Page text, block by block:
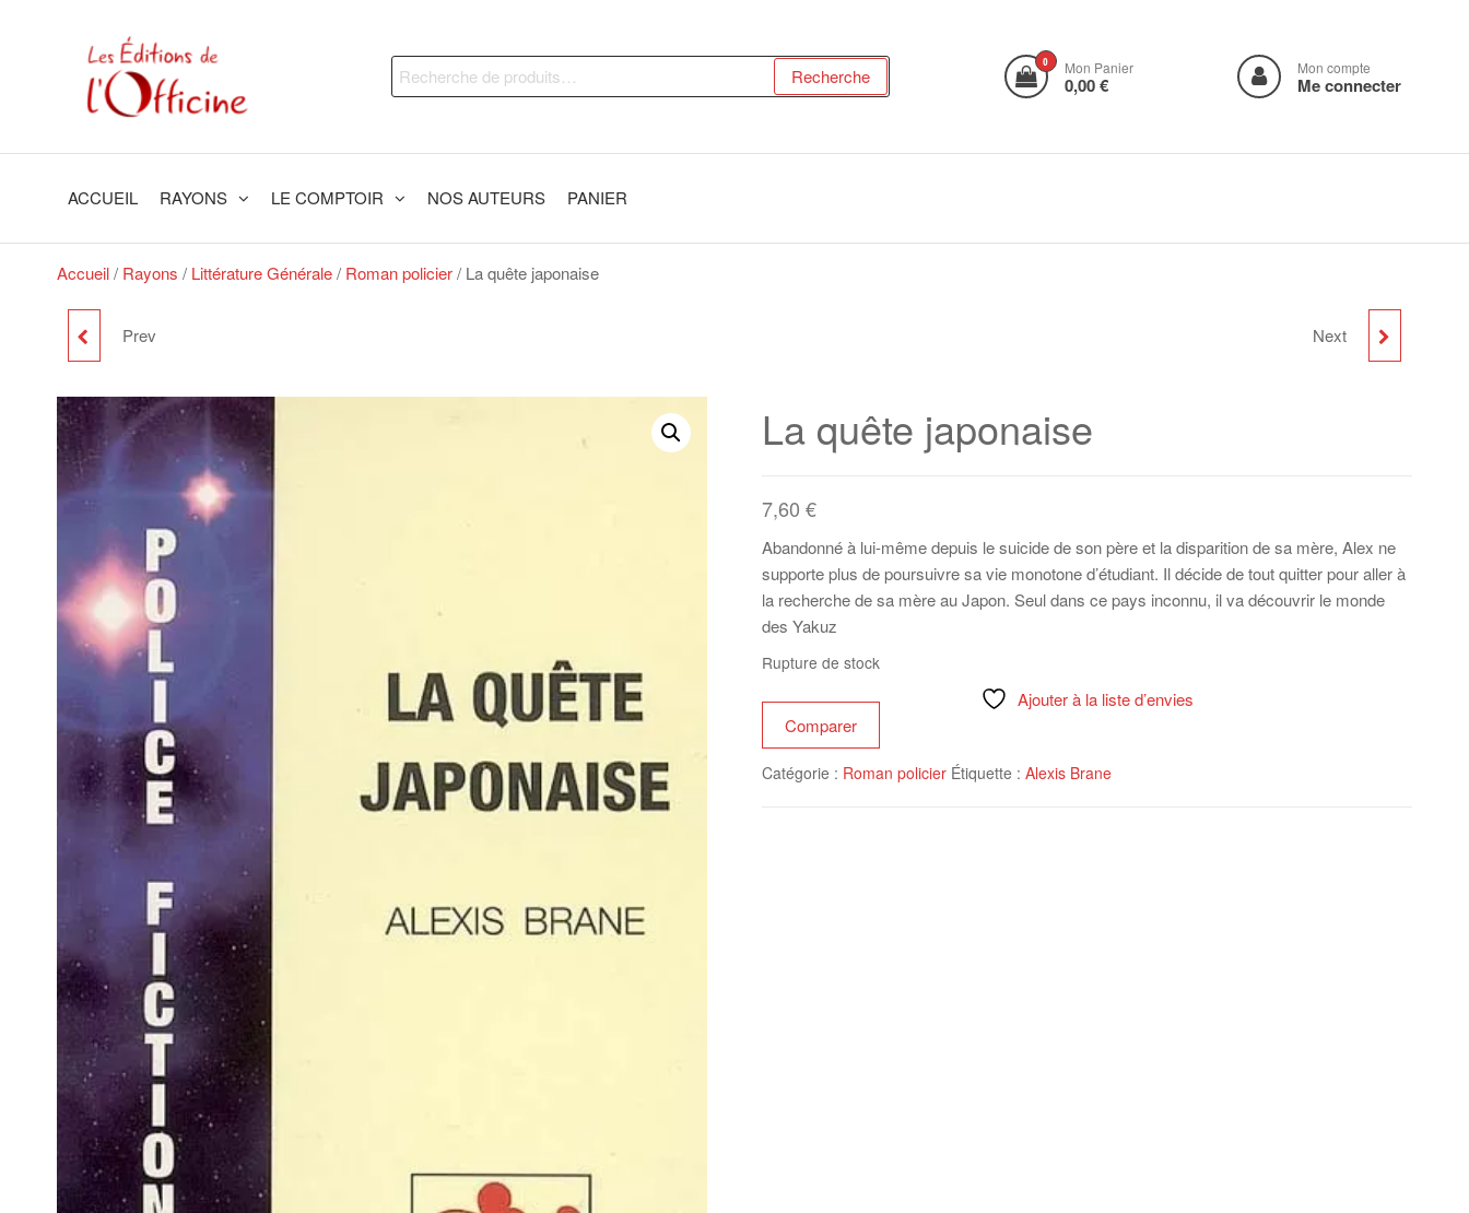
Editions
l'Officine
Recherche
pour :
Recherche
0 Mon Panier
0,00 €
Mon compte
Me connecter
ACCUEIL RAYONS LE COMPTOIR NOS AUTEURS PANIER
Accueil/ Rayons / Littérature Générale/ Roman policier/ La quête japonaise
LA RECONSTRUCTION
AÉRIENNE BELGE :
1945-1970 : VUE PAR UN
PILOTE DE CHASSE
Prev LES ONZE LETTRES DE
Next
La quête japonaise
7,60 €
Abandonné à lui-même depuis le suicide de son père et la disparition de sa mère, Alex ne
supporte plus de poursuivre sa vie monotone d’étudiant. Il décide de tout quitter pour aller à
la recherche de sa mère au Japon. Seul dans ce pays inconnu, il va découvrir le monde
des Yakuz
Rupture de stock
Ajouter à la liste d’envies
Comparer
Catégorie : Roman policier Étiquette : Alexis Brane